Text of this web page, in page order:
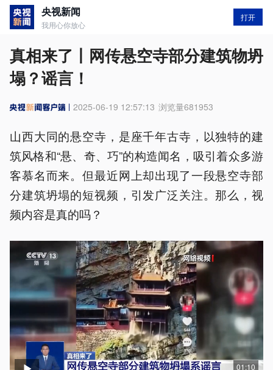
央视新闻
我用心你放心
打开
真相来了丨网传悬空寺部分建筑物坍
塌？谣言！
2025-06-19 12:57:13 浏览量681953
山西大同的悬空寺，是座千年古寺，以独特的建
筑风格和“悬、奇、巧”的构造闻名，吸引着众多游
客慕名而来。但最近网上却出现了一段悬空寺部
分建筑坍塌的短视频，引发广泛关注。那么，视
频内容是真的吗？
01:10